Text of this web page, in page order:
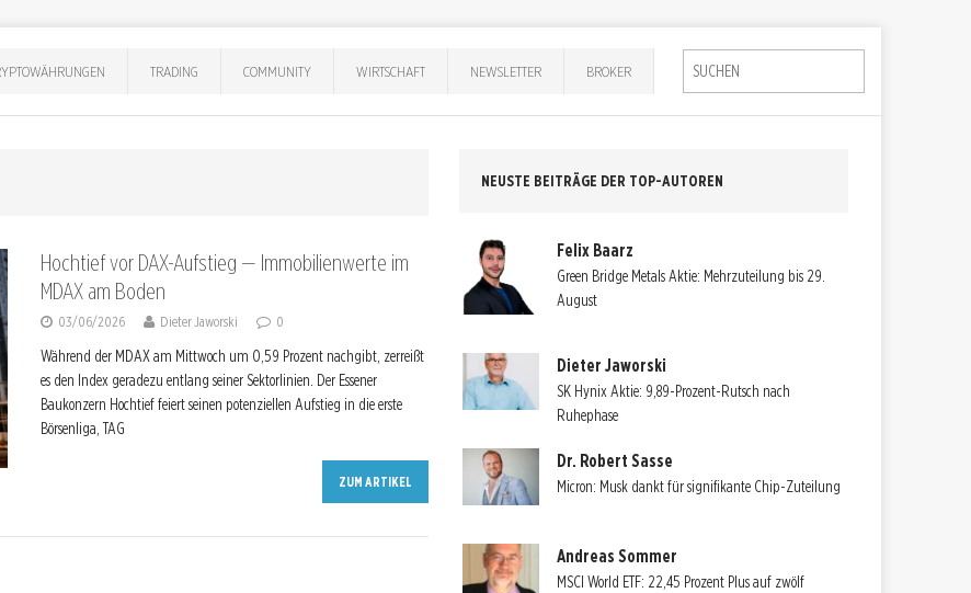
TRADING COMMUNITY WIRTSCHAFT NEWSLETTER BROKER
Hochtief vor DAX-Aufstieg — Immobilienwerte im
MDAX am Boden
03/06/2026 Dieter Jaworski 0
Während der MDAX am Mittwoch um 0,59 Prozent nachgibt, zerreißt
es den Index geradezu entlang seiner Sektorlinien. Der Essener
Baukonzern Hochtief feiert seinen potenziellen Aufstieg in die erste
Börsenliga, TAG
ZUM ARTIKEL
NEUSTE BEITRÄGE DER TOP-AUTOREN
Felix Baarz
Green Bridge Metals Aktie: Mehrzuteilung bis 29.
August
Dieter Jaworski
SK Hynix Aktie: 9,89-Prozent-Rutsch nach
Ruhephase
Dr. Robert Sasse
Micron: Musk dankt für signifikante Chip-Zuteilung
Andreas Sommer
MSCI World ETF: 22,45 Prozent Plus auf zwölf